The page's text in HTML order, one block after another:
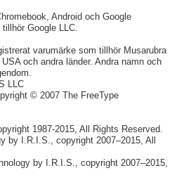
Android och Google
Google LLC.
varumärke som tillhör Musarubra
och andra länder. Andra namn och
LLC
© 2007 The FreeType
1987-2015, All Rights Reserved.
by I.R.I.S., copyright 2007–2015, All
by I.R.I.S., copyright 2007–2015,